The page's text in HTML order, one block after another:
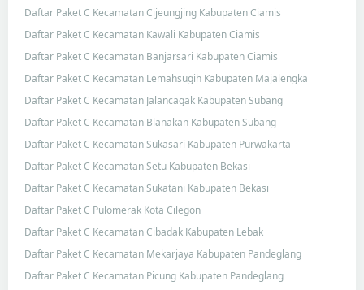
Daftar Paket C Kecamatan Cijeungjing Kabupaten Ciamis
Daftar Paket C Kecamatan Kawali Kabupaten Ciamis
Daftar Paket C Kecamatan Banjarsari Kabupaten Ciamis
Daftar Paket C Kecamatan Lemahsugih Kabupaten Majalengka
Daftar Paket C Kecamatan Jalancagak Kabupaten Subang
Daftar Paket C Kecamatan Blanakan Kabupaten Subang
Daftar Paket C Kecamatan Sukasari Kabupaten Purwakarta
Daftar Paket C Kecamatan Setu Kabupaten Bekasi
Daftar Paket C Kecamatan Sukatani Kabupaten Bekasi
Daftar Paket C Pulomerak Kota Cilegon
Daftar Paket C Kecamatan Cibadak Kabupaten Lebak
Daftar Paket C Kecamatan Mekarjaya Kabupaten Pandeglang
Daftar Paket C Kecamatan Picung Kabupaten Pandeglang